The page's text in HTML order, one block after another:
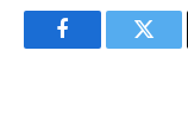
Facebook